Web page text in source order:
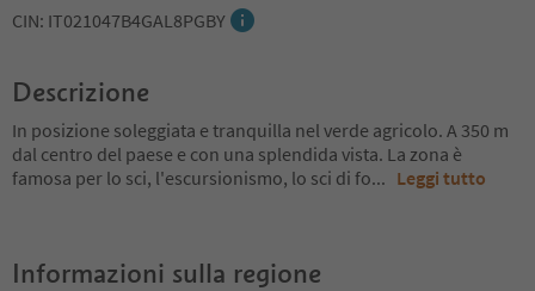
CIN: IT021047B4GAL8PGBY
Descrizione
In posizione soleggiata e tranquilla nel verde agricolo. A 350 m
dal centro del paese e con una splendida vista. La zona è
famosa per lo sci, l'escursionismo, lo sci di fo... Leggi tutto
Informazioni sulla regione